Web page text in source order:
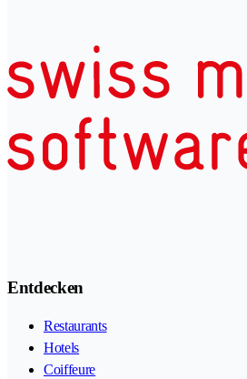
Entdecken
Restaurants
Hotels
Coiffeure